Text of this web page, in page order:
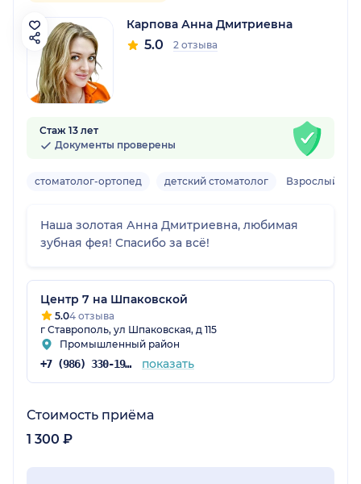
Карпова Анна Дмитриевна
5.0 2 отзыва
Стаж 13 лет
Документы проверены
стоматолог-ортопед детский стоматолог Взрослый,
Наша золотая Анна Дмитриевна, любимая
зубная фея! Спасибо за всё!
Центр 7 на Шпаковской
5.04 отзыва
г Ставрополь, ул Шпаковская, д 115
Промышленный район
+7 (986) 330-19-64 показать
Стоимость приёма
1 300 ₽